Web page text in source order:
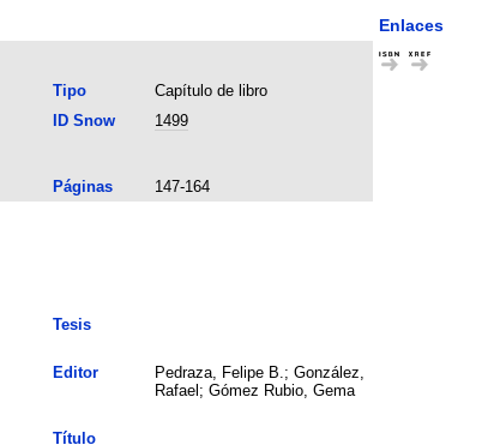
Enlaces
Tipo
Capítulo de libro
ID Snow 1499
Páginas
147-164
Tesis
Editor
Pedraza, Felipe B.; González,
Rafael; Gómez Rubio, Gema
Título